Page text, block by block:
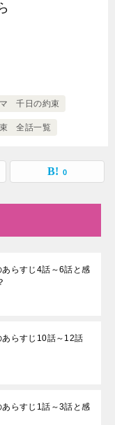
千日の約束
全話一覧
0
らすじ4話～6話と感
らすじ10話～12話
らすじ1話～3話と感